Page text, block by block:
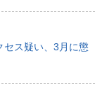
ス疑い、3月に懲